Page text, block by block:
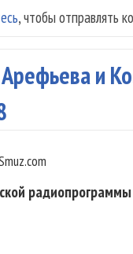
, чтобы отправлять
и
радиопрограммы